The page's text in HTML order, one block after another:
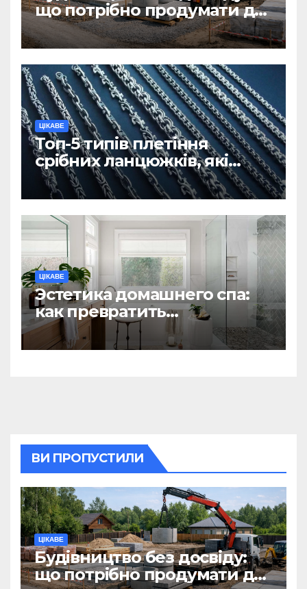
що потрібно продумати до
першої доставки на
ділянку
ЦІКАВЕ
Топ-5 типів плетіння
срібних ланцюжків, які
вважаються
найнадійнішими
ЦІКАВЕ
Эстетика домашнего спа:
как превратить
ежедневную гигиену в
восстанавливающий
ВИ ПРОПУСТИЛИ
ЦІКАВЕ
Будівництво без досвіду:
що потрібно продумати до